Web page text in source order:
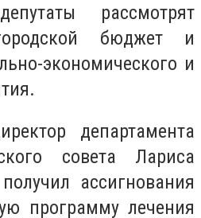
рассмотрят
бюджет и
экономического и
департамента
совета Лариса
ассигнования
программу лечения